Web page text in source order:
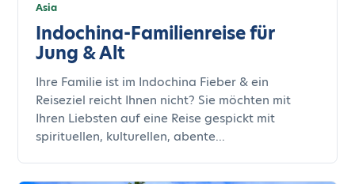
Asia
Indochina-Familienreise für
Jung & Alt
Ihre Familie ist im Indochina Fieber & ein
Reiseziel reicht Ihnen nicht? Sie möchten mit
Ihren Liebsten auf eine Reise gespickt mit
spirituellen, kulturellen, abente...